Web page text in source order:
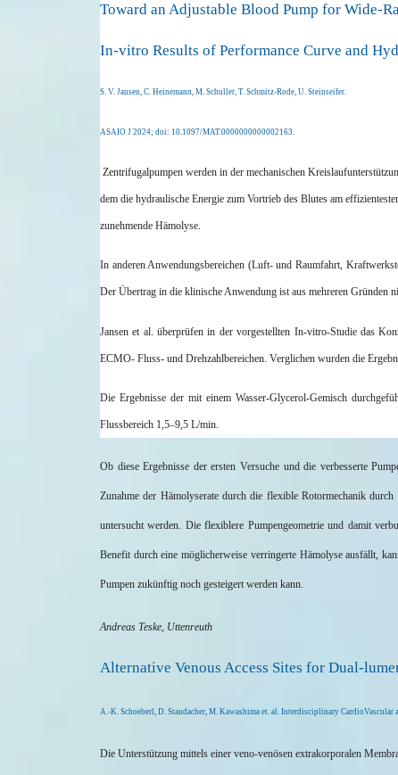
Toward an Adjustable Blood Pump for Wide-
In-vitro Results of Performance Curve and
S. V. Jansen, C. Heinemann, M. Schuller, T. Schmitz-Rode, U. Steinseifer.
ASAIO J 2024; doi: 10.1097/MAT.0000000000002163.
Zentrifugalpumpen werden in der mechanischen
dem die hydraulische Energie zum Vortrieb des Blutes am
zunehmende Hämolyse.
In anderen Anwendungsbereichen (Luft- und Raumfahrt,
Der Übertrag in die klinische Anwendung ist aus mehreren Gründen
Jansen et al. überprüfen in der vorgestellten In-vitro-Studie das
ECMO- Fluss- und Drehzahlbereichen. Verglichen wurden die
Die Ergebnisse der mit einem Wasser-Glycerol-Gemisch
Flussbereich 1,5–9,5 L/min.
Ob diese Ergebnisse der ersten Versuche und die verbesserte
Zunahme der Hämolyseratedurch die flexible Rotormechanik durch
untersucht werden. Die flexiblere Pumpengeometrie und damit
Benefit durch eine möglicherweise verringerte Hämolyse ausfällt,
Pumpen zukünftig noch gesteigert werden kann.
Andreas Teske, Uttenreuth
Alternative Venous Access Sites for Dual-
A.-K. Schoeberl , D. Staudacher, M. Kawashima et. al. Interdisciplinary CardioVascular
Die Unterstützung mittels einer veno-venösen extrakorporalen